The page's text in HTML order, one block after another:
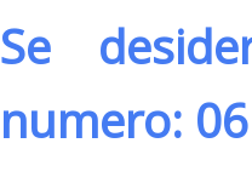
Se
numero: